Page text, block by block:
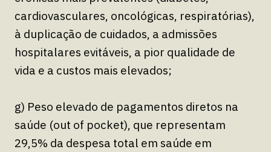
cardiovasculares, oncológicas, respiratórias),
à duplicação de cuidados, a admissões
hospitalares evitáveis, a pior qualidade de
vida e a custos mais elevados;
g) Peso elevado de pagamentos diretos na
saúde (out of pocket), que representam
29,5% da despesa total em saúde em